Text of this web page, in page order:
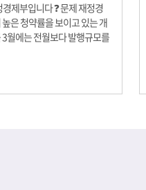
제부입니다 ❓ 문제 재정경
은 청약률을 보이고 있는 개
월에는 전월보다 발행규모를
물 300억원입니다. 그렇다
국채의 총 발행 예정 금액은
DM으로 폼링크를 전달드립